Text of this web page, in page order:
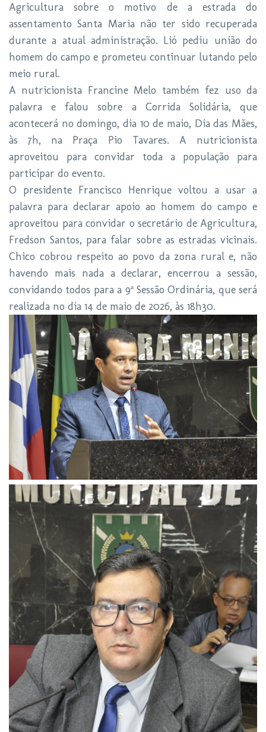
Agricultura sobre o motivo de a estrada do
assentamento Santa Maria não ter sido recuperada
durante a atual administração. Lió pediu união do
homem do campo e prometeu continuar lutando pelo
meio rural.
A nutricionista Francine Melo também fez uso da
palavra e falou sobre a Corrida Solidária, que
acontecerá no domingo, dia 10 de maio, Dia das Mães,
às 7h, na Praça Pio Tavares. A nutricionista
aproveitou para convidar toda a população para
participar do evento.
O presidente Francisco Henrique voltou a usar a
palavra para declarar apoio ao homem do campo e
aproveitou para convidar o secretário de Agricultura,
Fredson Santos, para falar sobre as estradas vicinais.
Chico cobrou respeito ao povo da zona rural e, não
havendo mais nada a declarar, encerrou a sessão,
convidando todos para a 9ª Sessão Ordinária, que será
realizada no dia 14 de maio de 2026, às 18h30.